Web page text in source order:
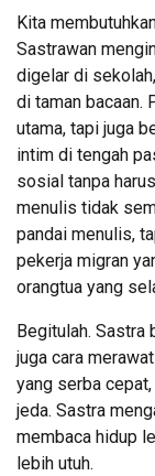
Kita
Sastrawan
digelar di
di taman bacaan.
utama, tapi juga
intim di tengah
sosial tanpa
menulis tidak
pandai menulis,
pekerja migran
orangtua yang
Begitulah. Sastra
juga cara
yang serba
jeda. Sastra
membaca hidup
lebih utuh.